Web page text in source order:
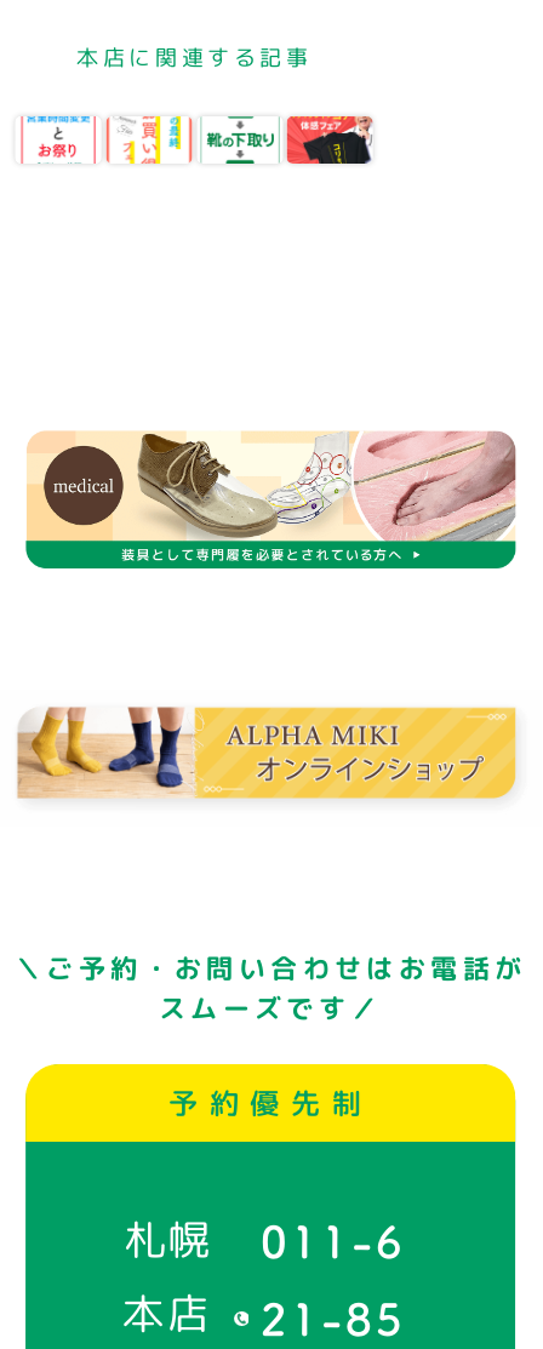
本店に関連する記事
＼ご予約・お問い合わせはお電話が
スムーズです／
予約優先制
札幌
本店
011-6
21-85